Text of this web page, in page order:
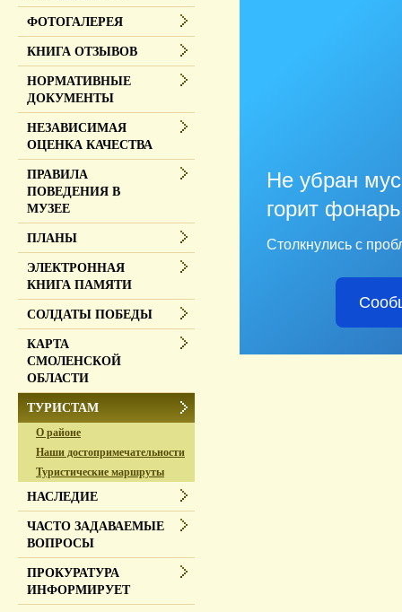
Не убран
горит
Столкнулись с
ФОТОГАЛЕРЕЯ
КНИГА ОТЗЫВОВ
НОРМАТИВНЫЕ
ДОКУМЕНТЫ
НЕЗАВИСИМАЯ
ОЦЕНКА КАЧЕСТВА
ПРАВИЛА
ПОВЕДЕНИЯ В
МУЗЕЕ
ПЛАНЫ
ЭЛЕКТРОННАЯ
КНИГА ПАМЯТИ
СОЛДАТЫ ПОБЕДЫ
КАРТА
СМОЛЕНСКОЙ
ОБЛАСТИ
ТУРИСТАМ
О районе
Наши достопримечательности
Туристические маршруты
НАСЛЕДИЕ
ЧАСТО ЗАДАВАЕМЫЕ
ВОПРОСЫ
ПРОКУРАТУРА
ИНФОРМИРУЕТ